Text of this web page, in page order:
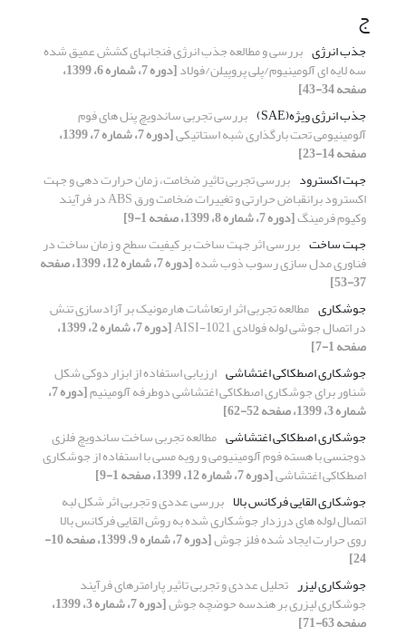
ج
جذب انرژی بررسی و مطالعه جذب انرژی فنجانهای کشش عمیق شده
سه لایه ای آلومینیوم/پلی پروپیلن/فولاد [دوره 7، شماره 6، 1399،
صفحه 34-43]
جذب انرژی ویژه(SAE)
بررسی تجربی ساندویچ‌ پنل های فوم
آلومینیومی تحت بارگذاری شبه استاتیکی [دوره 7، شماره 7، 1399،
صفحه 14-23]
جهت اکسترود بررسی تجربی تاثیر ضخامت، زمان حرارت دهی و جهت
اکسترود برانقباض حرارتی و تغییرات ضخامت ورق ABS در فرآیند
وکیوم فرمینگ[دوره 7، شماره 8، 1399، صفحه 1-9]
جهت ساخت بررسی اثر جهت ساخت بر کیفیت سطح و زمان ساخت در
فناوری مدل‏ سازی رسوب ذوب ‏شده [دوره 7، شماره 12، 1399، صفحه
37-53]
جوشکاری مطالعه تجربی اثر ارتعاشات هارمونیک بر آزادسازی تنش
در اتصال جوشی لوله فولادی AISI-1021 [دوره 7، شماره 2، 1399،
صفحه 1-7]
جوشکاری اصطکاکی اغتشاشی ارزیابی استفاده از ابزار دوکی شکل
شناور برای جوشکاری اصطکاکی اغتشاشی دوطرفه آلومینیم [دوره 7،
شماره 3، 1399، صفحه 52-62]
جوشکاری اصطکاکی اغتشاشی مطالعه تجربی ساخت ساندویچ فلزی
دوجنسی با هسته فوم آلومینیومی و رویه مسی با استفاده از جوشکاری
اصطکاکی اغتشاشی[دوره 7، شماره 12، 1399، صفحه 1-9]
جوشکاری القایی فرکانس بالا بررسی عددی و تجربی اثر شکل لبه
اتصال لوله های درزدار جوشکاری شده به روش القایی فرکانس بالا
روی حرارت ایجاد شده فلز جوش [دوره 7، شماره 9، 1399، صفحه 10-
24]
جوشکاری لیزر تحلیل عددی و تجربی تاثیر پارامترهای فرآیند
جوشکاری لیزری بر هندسه حوضچه جوش [دوره 7، شماره 3، 1399،
صفحه 63-71]